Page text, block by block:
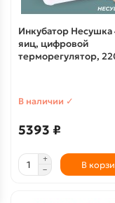
Инкубатор Несушка
яиц, цифровой
терморегулятор,
В наличии ✓
5393 ₽
В